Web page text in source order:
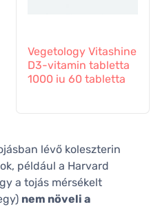
Vegetology Vitashine
D3-vitamin tabletta
1000 iu 60 tabletta
lévő koleszterin
például a Harvard
a tojás mérsékelt
nem növeli a